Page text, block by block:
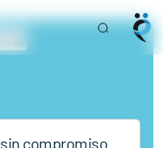
compromiso